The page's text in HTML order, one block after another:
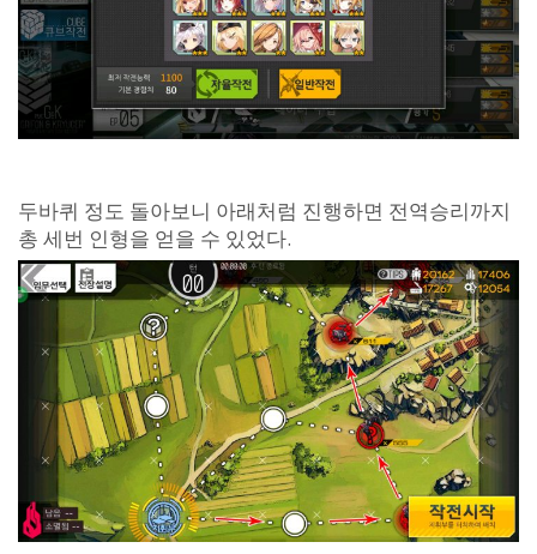
두바퀴 정도 돌아보니 아래처럼 진행하면 전역승리까지
총 세번 인형을 얻을 수 있었다.